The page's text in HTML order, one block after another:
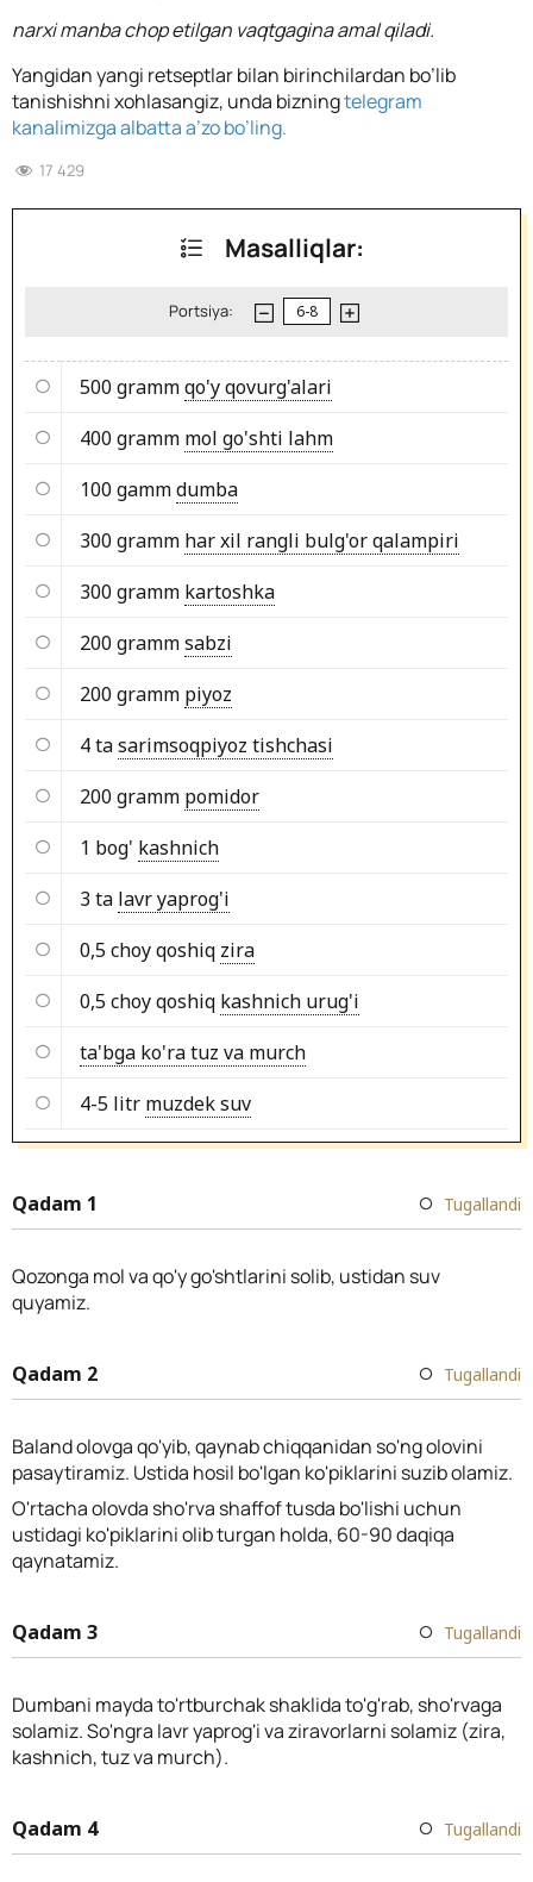
narxi manba chop etilgan vaqtgagina amal qiladi.
Yangidan yangi retseptlar bilan birinchilardan bo’lib
tanishishni xohlasangiz, unda bizningtelegram
kanalimizga albatta a’zo bo’ling.
17 429
Masalliqlar:
Portsiya:
500 grammqo'y qovurg'alari
400 gramm mol go'shti lahm
100 gammdumba
300 gramm har xil rangli bulg'or qalampiri
300 gramm kartoshka
200 grammsabzi
200 gramm piyoz
4 tasarimsoqpiyoz tishchasi
200 gramm pomidor
1 bog' kashnich
3 ta lavr yaprog'i
0,5 choy qoshiq zira
0,5 choy qoshiq kashnich urug'i
ta'bga ko'ra tuz va murch
4-5 litr muzdek suv
Qadam 1 Tugallandi
Qozonga mol va qo'y go'shtlarini solib, ustidan suv
quyamiz.
Qadam 2 Tugallandi
Baland olovga qo'yib, qaynab chiqqanidan so'ng olovini
pasaytiramiz. Ustida hosil bo'lgan ko'piklarini suzib olamiz.
O'rtacha olovda sho'rva shaffof tusda bo'lishi uchun
ustidagi ko'piklarini olib turgan holda, 60-90 daqiqa
qaynatamiz.
Qadam 3 Tugallandi
Dumbani mayda to'rtburchak shaklida to'g'rab, sho'rvaga
solamiz. So'ngra lavr yaprog'i va ziravorlarni solamiz (zira,
kashnich, tuz va murch).
Qadam 4 Tugallandi